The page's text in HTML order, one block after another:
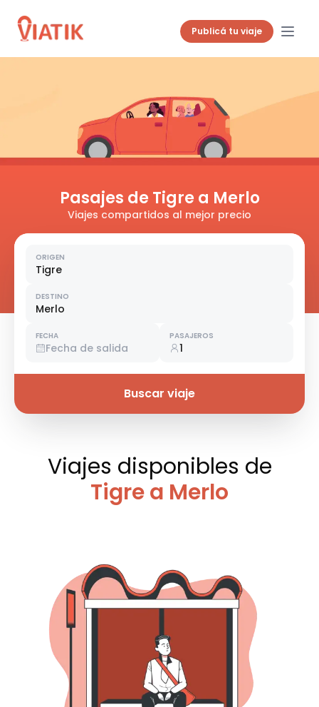
Publicá tu viaje
Pasajes de Tigre a Merlo
Viajes compartidos al mejor precio
ORIGEN
Tigre
DESTINO
Merlo
FECHA
Fecha de salida
PASAJEROS
1
Buscar viaje
Viajes disponibles de
Tigre a Merlo